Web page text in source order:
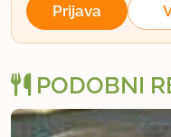
Prijava
PODOBNI